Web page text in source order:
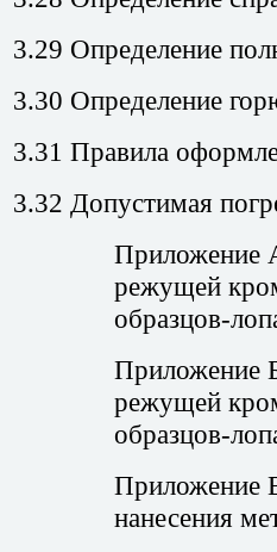
3.29 Определение
3.30 Определение
3.31 Правила
3.32 Допустимая
Приложение
режущей
образцов-
Приложение
режущей
образцов-
Приложение
нанесения